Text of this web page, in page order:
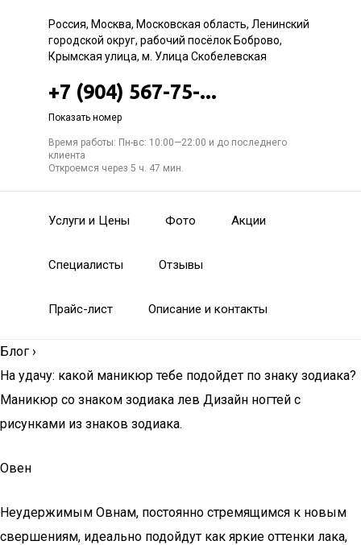
Россия, Москва, Московская область, Ленинский
городской округ, рабочий посёлок Боброво,
Крымская улица, м. Улица Скобелевская
+7 (904) 567-75-...
Показать номер
Время работы: Пн-вс: 10:00—22:00 и до последнего
клиента
Откроемся через 5 ч. 47 мин.
Услуги и Цены Фото Акции
Специалисты Отзывы
Прайс-лист Описание и контакты
Блог ›
На удачу: какой маникюр тебе подойдет по знаку зодиака?
Маникюр со знаком зодиака лев Дизайн ногтей с
рисунками из знаков зодиака.
Овен
Неудержимым Овнам, постоянно стремящимся к новым
свершениям, идеально подойдут как яркие оттенки лака,